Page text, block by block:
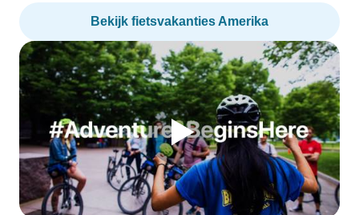
Bekijk fietsvakanties Amerika